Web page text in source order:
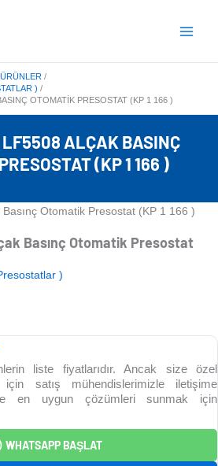
Menu
ÜRÜNLER
)
OTOMATIK PRESOSTAT (KP 1 166 )
ALÇAK BASINÇ
(KP 1 166 )
Basınç Otomatik Presostat
)
liste fiyatlarıdır. Ancak size özel
için satış mühendislerimizle iletişime
en uygun çözümleri sunmak için
WHATSAPP BAŞLAT